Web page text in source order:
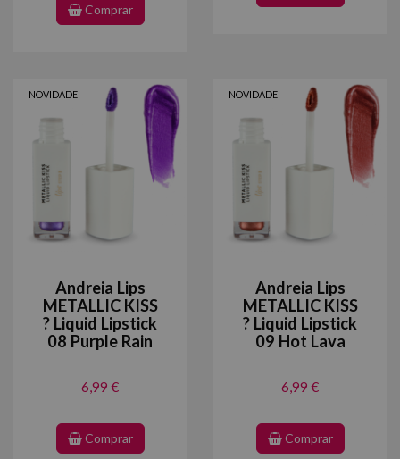
Comprar
NOVIDADE
Andreia Lips
METALLIC KISS
? Liquid Lipstick
08 Purple Rain
6,99 €
Comprar
NOVIDADE
Andreia Lips
METALLIC KISS
? Liquid Lipstick
09 Hot Lava
6,99 €
Comprar